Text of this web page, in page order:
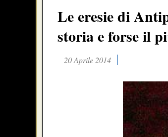
Le eresie di
storia e forse il
20 Aprile 2014